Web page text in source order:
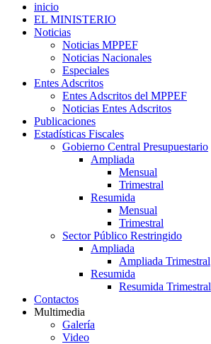
inicio
EL MINISTERIO
Noticias
Noticias MPPEF
Noticias Nacionales
Especiales
Entes Adscritos
Entes Adscritos del MPPEF
Noticias Entes Adscritos
Publicaciones
Estadísticas Fiscales
Gobierno Central Presupuestario
Ampliada
Mensual
Trimestral
Resumida
Mensual
Trimestral
Sector Público Restringido
Ampliada
Ampliada Trimestral
Resumida
Resumida Trimestral
Contactos
Multimedia
Galería
Video